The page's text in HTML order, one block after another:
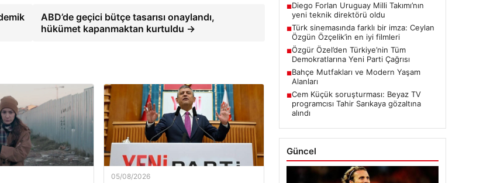
ABD’de geçici bütçe tasarısı onaylandı,
hükümet kapanmaktan kurtuldu →
05/08/2026
■Diego Forlan Uruguay Milli Takımı’nın
yeni teknik direktörü oldu
■Türk sinemasında farklı bir imza: Ceylan
Özgün Özçelik’in en iyi filmleri
■Özgür Özel’den Türkiye’nin Tüm
Demokratlarına Yeni Parti Çağrısı
■Bahçe Mutfakları ve Modern Yaşam
Alanları
■Cem Küçük soruşturması: Beyaz TV
programcısı Tahir Sarıkaya gözaltına
alındı
Güncel